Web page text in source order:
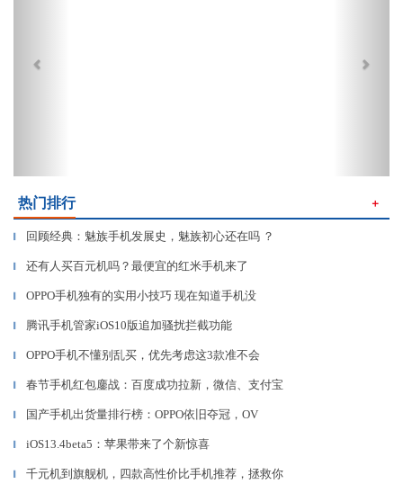
热门排行 ＋
▎ 回顾经典：魅族手机发展史，魅族初心还在吗 ？
▎ 还有人买百元机吗？最便宜的红米手机来了
▎ OPPO手机独有的实用小技巧 现在知道手机没
▎ 腾讯手机管家iOS10版追加骚扰拦截功能
▎ OPPO手机不懂别乱买，优先考虑这3款准不会
▎ 春节手机红包鏖战：百度成功拉新，微信、支付宝
▎ 国产手机出货量排行榜：OPPO依旧夺冠，OV
▎ iOS13.4beta5：苹果带来了个新惊喜
▎ 千元机到旗舰机，四款高性价比手机推荐，拯救你